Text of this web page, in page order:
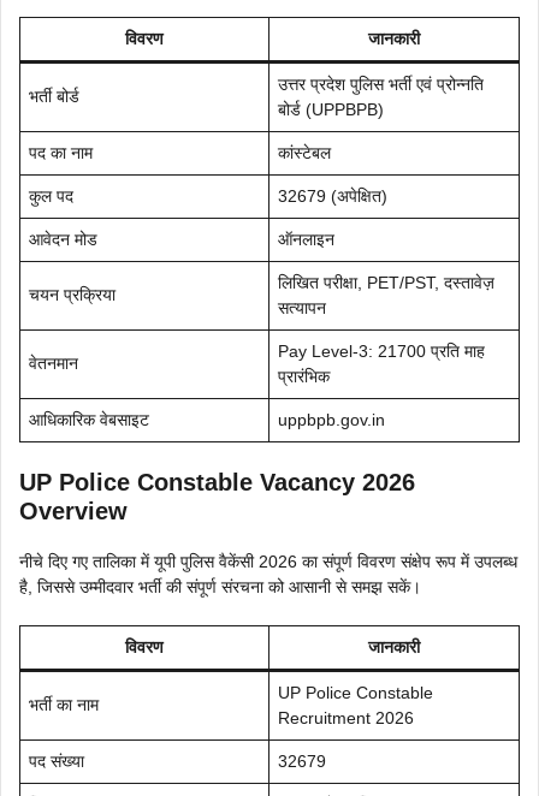
विवरण जानकारी
भर्ती बोर्ड
उत्तर प्रदेश पुलिस भर्ती एवं प्रोन्नति
बोर्ड (UPPBPB)
पद का नाम कांस्टेबल
कुल पद 32679 (अपेक्षित)
आवेदन मोड ऑनलाइन
चयन प्रक्रिया
लिखित परीक्षा, PET/PST, दस्तावेज़
सत्यापन
वेतनमान
Pay Level-3: 21700 प्रति माह
प्रारंभिक
आधिकारिक वेबसाइट uppbpb.gov.in
UP Police Constable Vacancy 2026
Overview
नीचे दिए गए तालिका में यूपी पुलिस वैकेंसी 2026 का संपूर्ण विवरण संक्षेप रूप में उपलब्ध
है, जिससे उम्मीदवार भर्ती की संपूर्ण संरचना को आसानी से समझ सकें।
विवरण जानकारी
भर्ती का नाम
UP Police Constable
Recruitment 2026
पद संख्या 32679